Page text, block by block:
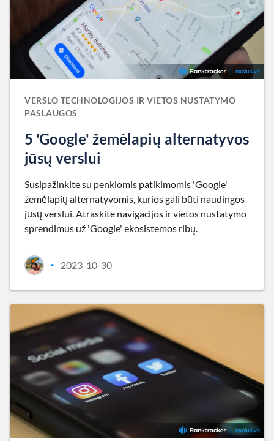
VERSLO TECHNOLOGIJOS IR VIETOS NUSTATYMO
PASLAUGOS
5 'Google' žemėlapių alternatyvos
jūsų verslui
Susipažinkite su penkiomis patikimomis 'Google'
žemėlapių alternatyvomis, kurios gali būti naudingos
jūsų verslui. Atraskite navigacijos ir vietos nustatymo
sprendimus už 'Google' ekosistemos ribų.
• 2023-10-30